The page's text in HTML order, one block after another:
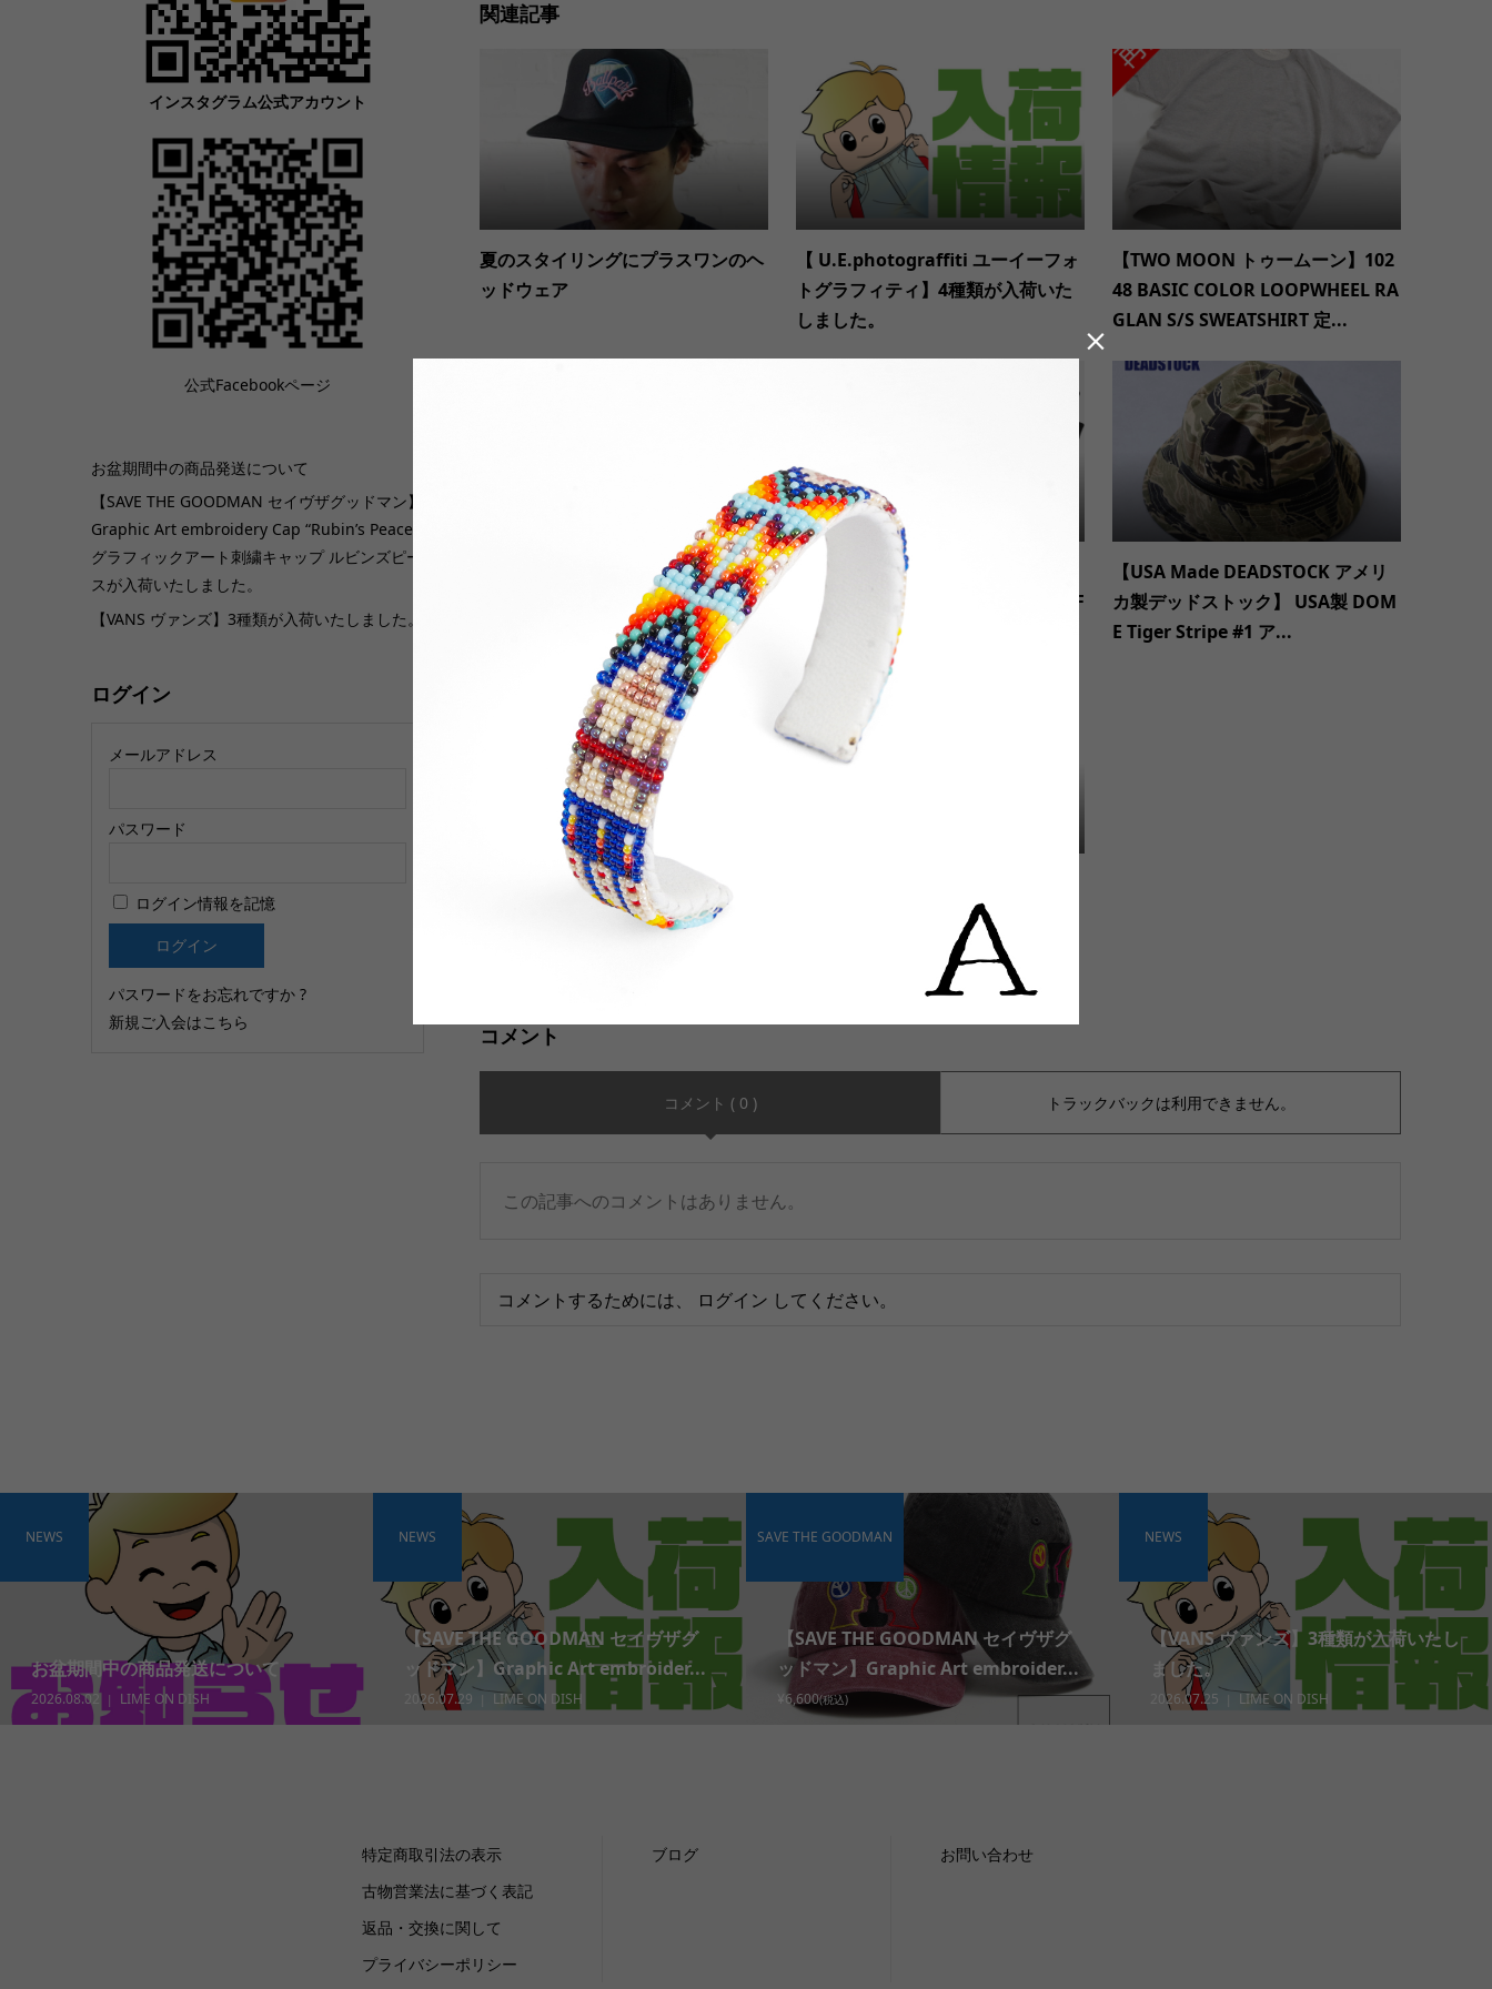
関連記事
夏のスタイリングにプラスワンのヘ
ッドウェア
【 U.E.photograffiti ユーイーフォ
トグラフィティ】4種類が入荷いた
しました。
【TWO MOON トゥームーン】102
48 BASIC COLOR LOOPWHEEL RA
GLAN S/S SWEATSHIRT 定...
SPRAYWAY スプレーウェイ】WHIT
HORN JACKET ホウィットホーンジ
【TWO MOON トゥームーン】165
08 Limited Edition LOOPWHEEL F
LATSEAMER SWEATSHIR...
【USA Made DEADSTOCK アメリ
カ製デッドストック】 USA製 DOM
E Tiger Stripe #1 ア...
【DUBBLE WORKS ダブルワーク
ス】CUT OFF SLEEVE SWEAT SHIR
ー)】NEW YORK CITY (As Worn B
y John Lennon) ニュ...
コメント
コメント ( 0 ) トラックバックは利用できません。
この記事へのコメントはありません。
コメントするためには、 ログイン してください。
インスタグラム公式アカウント
公式Facebookページ
お盆期間中の商品発送について
【SAVE THE GOODMAN セイヴザグッドマン】
Graphic Art embroidery Cap “Rubin’s Peace”
グラフィックアート刺繍キャップ ルビンズピー
スが入荷いたしました。
【VANS ヴァンズ】3種類が入荷いたしました。
ログイン
メールアドレス
パスワード
ログイン情報を記憶
パスワードをお忘れですか ?
新規ご入会はこちら
お盆期間中の商品発送について
2026.08.02 LIME ON DISH
NEWS
【SAVE THE GOODMAN セイヴザグ
ッドマン】Graphic Art embroider...
2026.07.29 LIME ON DISH
NEWS
【SAVE THE GOODMAN セイヴザグ
ッドマン】Graphic Art embroider...
¥6,600(税込)
SAVE THE GOODMAN
【VANS ヴァンズ】3種類が入荷いたし
ました。
2026.07.25 LIME ON DISH
NEWS
特定商取引法の表示
古物営業法に基づく表記
返品・交換に関して
プライバシーポリシー
ブログ お問い合わせ
